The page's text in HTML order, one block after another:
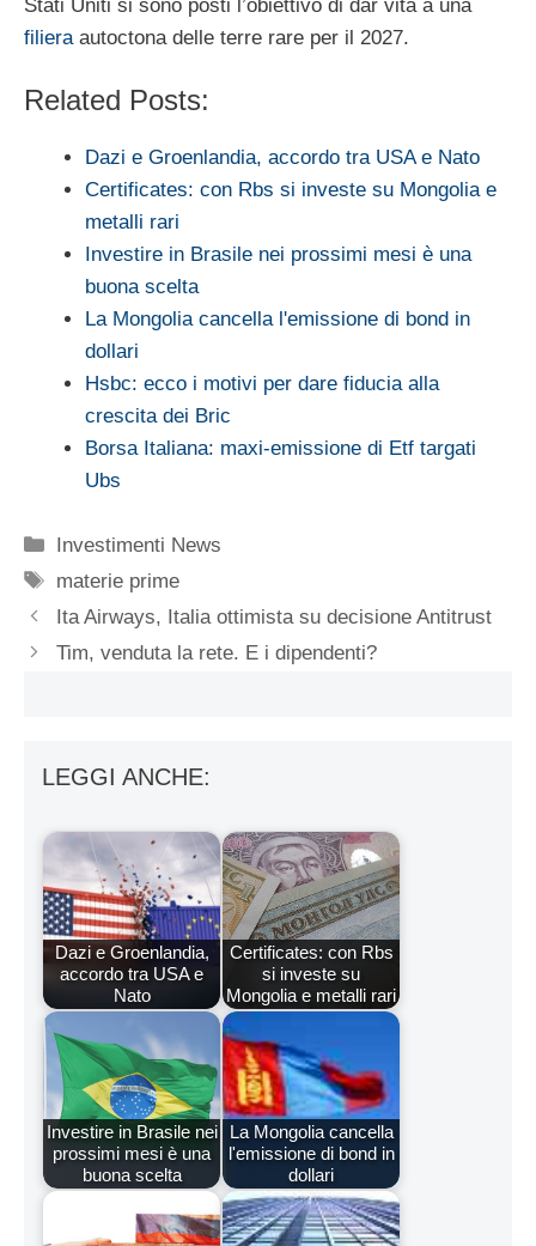
Stati Uniti si sono posti l’obiettivo di dar vita a una
filiera autoctona delle terre rare per il 2027.
Related Posts:
Dazi e Groenlandia, accordo tra USA e Nato
Certificates: con Rbs si investe su Mongolia e
metalli rari
Investire in Brasile nei prossimi mesi è una
buona scelta
La Mongolia cancella l'emissione di bond in
dollari
Hsbc: ecco i motivi per dare fiducia alla
crescita dei Bric
Borsa Italiana: maxi-emissione di Etf targati
Ubs
Categorie
Investimenti News
Tag
materie prime
Ita Airways, Italia ottimista su decisione Antitrust
Tim, venduta la rete. E i dipendenti?
LEGGI ANCHE:
Dazi e Groenlandia,
accordo tra USA e
Nato
Certificates: con Rbs
si investe su
Mongolia e metalli rari
Investire in Brasile nei
prossimi mesi è una
buona scelta
La Mongolia cancella
l'emissione di bond in
dollari